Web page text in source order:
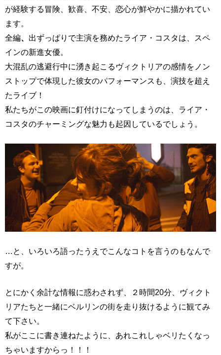
が経験する冒険、歓喜、不安、恋心が鮮やかに描かれてい
ます。
全編、 出ずっぱりで主演を務めたライア・コスタは、スペ
インの新進女優。
大混乱の逃避行中に湧き起こるヴィクトリアの感情をノン
ストップで体現した彼女のパフォーマンスも、演技を超え
たライブ！
私たちがこの映画に釘付けになってしまうのは、ライア・
コスタのチャーミングな魅力も起因しているでしょう。
…と、いろいろ語ったうえでこんなコトを言うのもなんで
すが。
とにかく余計な情報に惑わされず、２時間20分、ヴィクト
リアたちと一緒にベルリンの街を走り抜けるように観てみ
て下さい。
私がここに書き連ねたように、あれこれしゃベリたくなっ
ちゃいますからっ！！！